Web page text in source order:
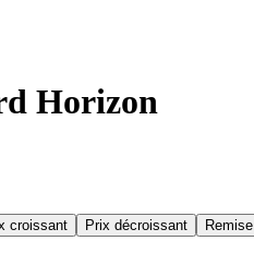
Horizon
croissant Prix décroissant Remise